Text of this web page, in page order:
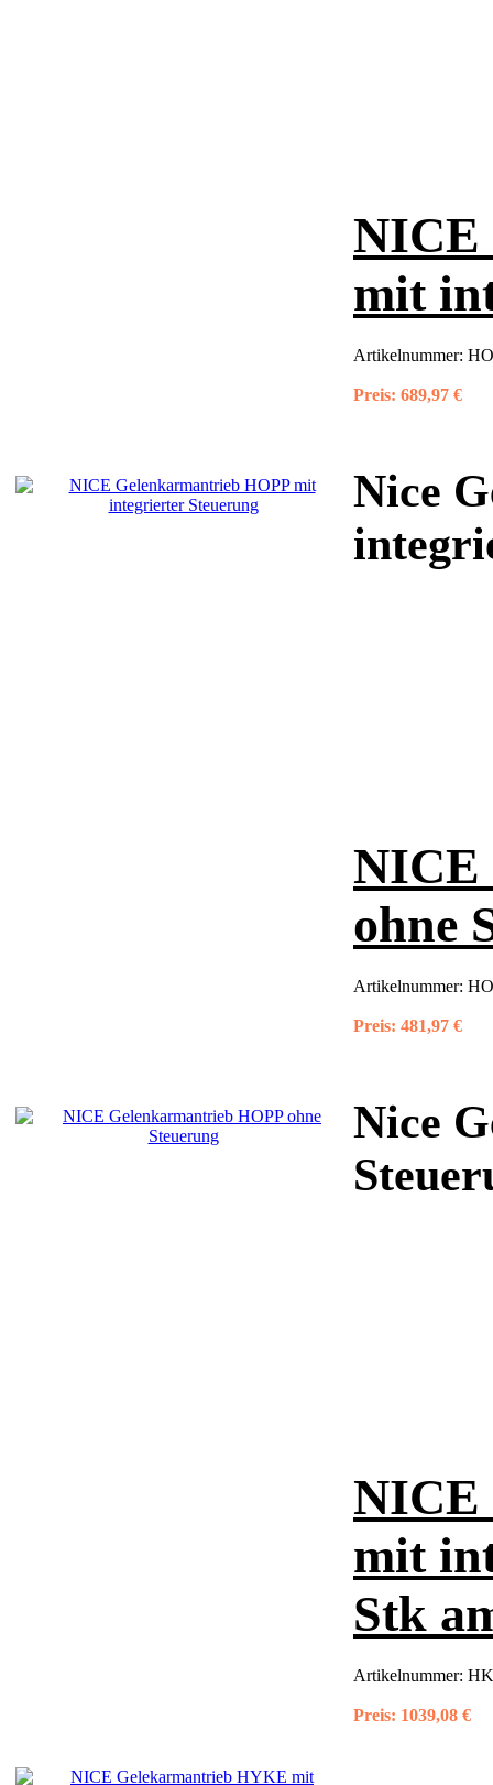
NICE
mit
Artikelnummer:
Preis: 689,97 €
Nice
NICE
ohne
Artikelnummer:
Preis: 481,97 €
Nice
NICE
mit
Stk
Artikelnummer:
Preis: 1039,08 €